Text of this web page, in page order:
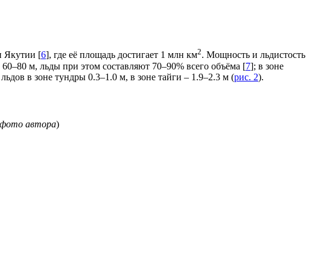
Якутии [6], где её площадь достигает 1 млн км2. Мощность и льдистость
м, льды при этом составляют 70–90% всего объёма [7]; в зоне
в зоне тундры 0.3–1.0 м, в зоне тайги – 1.9–2.3 м (рис. 2).
фото автора)